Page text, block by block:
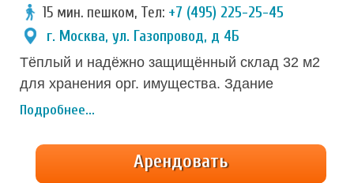
15 мин. пешком, Тел: +7 (495) 225-25-45
г. Москва, ул. Газопровод, д 4Б
Тёплый и надёжно защищённый склад 32 м2
для хранения орг. имущества. Здание
складского комплекса в собственности,
насчитывает 3 уровня защиты. Южный
административный округ Москвы, ул.
Подробнее...
Арендовать